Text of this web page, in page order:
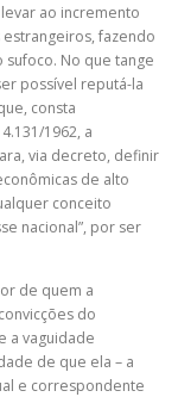
ao incremento
fazendo
No que tange
possível reputá-la
consta
1962, a
via decreto, definir
de alto
conceito
nacional”, por ser
de quem a
do
a vaguidade
de que ela – a
e correspondente